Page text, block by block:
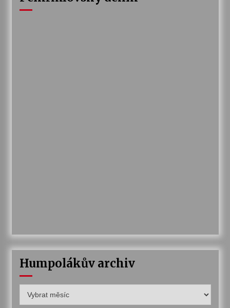
Humpolákův archiv
archiv